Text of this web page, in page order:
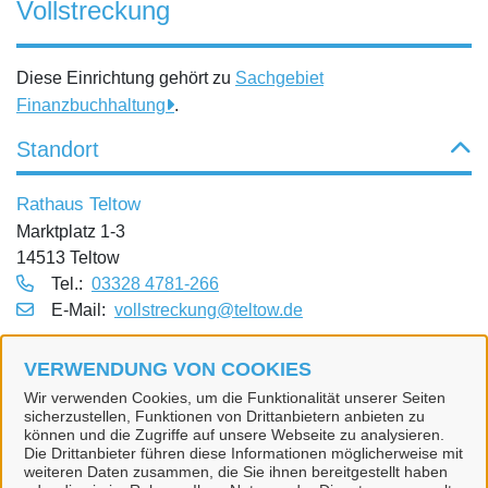
VERWENDUNG VON COOKIES
Wir verwenden Cookies, um die Funktionalität unserer Seiten
sicherzustellen, Funktionen von Drittanbietern anbieten zu
können und die Zugriffe auf unsere Webseite zu analysieren.
Die Drittanbieter führen diese Informationen möglicherweise mit
weiteren Daten zusammen, die Sie ihnen bereitgestellt haben
Vollstreckung
Diese Einrichtung gehört zu Sachgebiet
Finanzbuchhaltung .
Standort
Rathaus Teltow
Marktplatz 1-3
14513 Teltow
Tel.: 03328 4781-266
E‑Mail: vollstreckung@teltow.de
Vollstreckung